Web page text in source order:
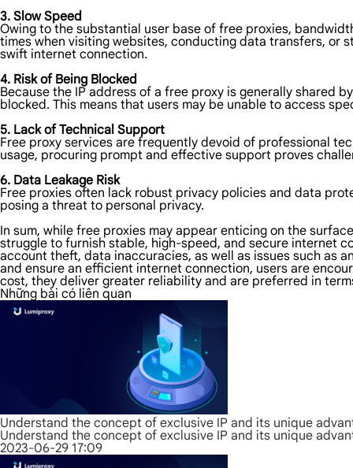
3. Slow Speed
Owing to the substantial user base of free proxies,
times when visiting websites, conducting data transfers, or
swift internet connection.
4. Risk of Being Blocked
Because the IP address of a free proxy is generally shared
blocked. This means that users may be unable to access
5. Lack of Technical Support
Free proxy services are frequently devoid of professional
usage, procuring prompt and effective support proves
6. Data Leakage Risk
Free proxies often lack robust privacy policies and data
posing a threat to personal privacy.
In sum, while free proxies may appear enticing on the
struggle to furnish stable, high-speed, and secure internet
account theft, data inaccuracies, as well as issues such as
and ensure an efficient internet connection, users are
cost, they deliver greater reliability and are preferred in
Những bài có liên quan
Understand the concept of exclusive IP and its unique
Understand the concept of exclusive IP and its unique
2023-06-29 17:09